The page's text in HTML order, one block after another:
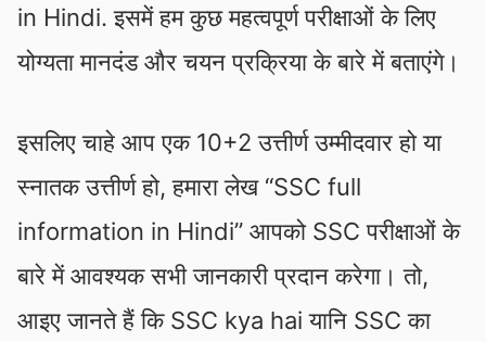
in Hindi. इसमें हम कुछ महत्वपूर्ण परीक्षाओं के लिए
योग्यता मानदंड और चयन प्रक्रिया के बारे में बताएंगे।
इसलिए चाहे आप एक 10+2 उत्तीर्ण उम्मीदवार हो या
स्नातक उत्तीर्ण हो, हमारा लेख “SSC full
information in Hindi” आपको SSC परीक्षाओं के
बारे में आवश्यक सभी जानकारी प्रदान करेगा। तो,
आइए जानते हैं कि SSC kya hai यानि SSC का